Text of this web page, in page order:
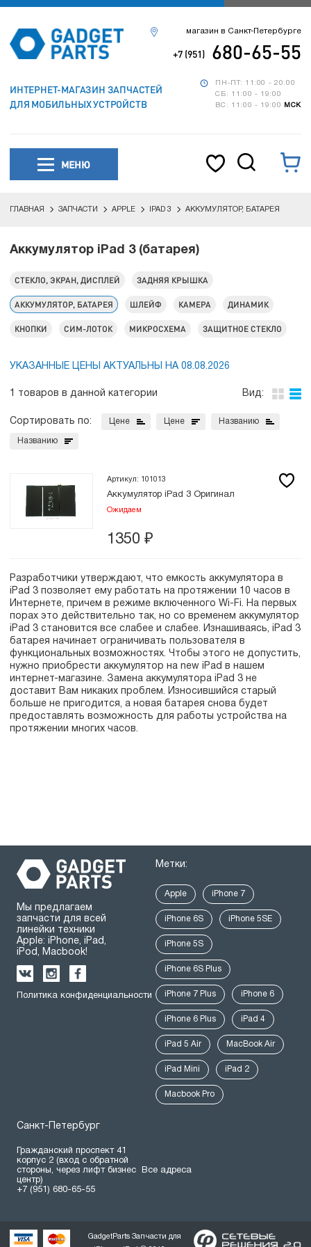
ИНТЕРНЕТ-МАГАЗИН ЗАПЧАСТЕЙ
ДЛЯ МОБИЛЬНЫХ УСТРОЙСТВ
ПН-ПТ: 11:00 - 20:00
СБ: 11:00 - 19:00
ВС: 11:00 - 19:00
МСК
магазин в Санкт-Петербурге
+7 (951) 680-65-55
МЕНЮ
ГЛАВНАЯ ЗАПЧАСТИ APPLE IPAD 3 АККУМУЛЯТОР, БАТАРЕЯ
Аккумулятор iPad 3 (батарея)
СТЕКЛО, ЭКРАН, ДИСПЛЕЙ ЗАДНЯЯ КРЫШКА
АККУМУЛЯТОР, БАТАРЕЯ ШЛЕЙФ КАМЕРА ДИНАМИК
КНОПКИ СИМ-ЛОТОК МИКРОСХЕМА ЗАЩИТНОЕ СТЕКЛО
УКАЗАННЫЕ ЦЕНЫ АКТУАЛЬНЫ НА 08.08.2026
1 товаров в данной категории Вид:
Сортировать по: Цене Цене Названию
Названию
Артикул: 101013
Аккумулятор iPad 3 Оригинал
Ожидаем
1350 ₽
Разработчики утверждают, что емкость аккумулятора в
iPad 3 позволяет ему работать на протяжении 10 часов в
Интернете, причем в режиме включенного Wi-Fi. На первых
порах это действительно так, но со временем аккумулятор
iPad 3 становится все слабее и слабее. Изнашиваясь, iPad 3
батарея начинает ограничивать пользователя в
функциональных возможностях. Чтобы этого не допустить,
нужно приобрести аккумулятор на new iPad в нашем
интернет-магазине. Замена аккумулятора iPad 3 не
доставит Вам никаких проблем. Износившийся старый
больше не пригодится, а новая батарея снова будет
предоставлять возможность для работы устройства на
протяжении многих часов.
Мы предлагаем
запчасти для всей
линейки техники
Apple: iPhone, iPad,
iPod, Macbook!
Политика конфиденциальности
Метки:
Apple iPhone 7
iPhone 6S iPhone 5SE
iPhone 5S
iPhone 6S Plus
iPhone 7 Plus iPhone 6
iPhone 6 Plus iPad 4
iPad 5 Air MacBook Air
iPad Mini iPad 2
Macbook Pro
Санкт-Петербург
Гражданский проспект 41
корпус 2 (вход с обратной
стороны, через лифт бизнес
центр)
+7 (951) 680-65-55
Все адреса
GadgetParts Запчасти для